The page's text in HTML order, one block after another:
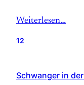
Weiterlesen…
12
Schwanger in